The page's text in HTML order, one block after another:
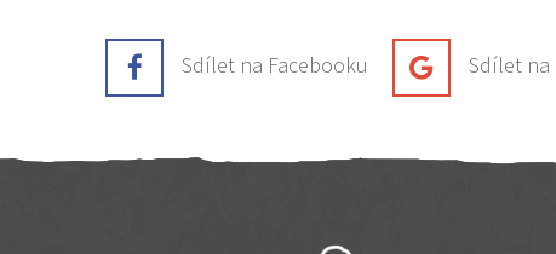
Sdílet na Facebooku Sdílet na